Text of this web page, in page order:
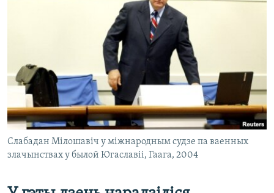
Слабадан Мілошавіч у міжнародным судзе па ваенных
злачынствах у былой Югаславіі, Гаага, 2004